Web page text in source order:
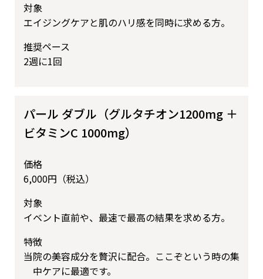
対象
エイジングケアと肌のハリ感を同時に求める方。
推奨ペース
2週に1回
パール ダブル（グルタチオン1200mg ＋
ビタミンC 1000mg）
価格
6,000円（税込）
対象
イベント直前や、最速で最高の結果を求める方。
特徴
当院の美容成分を贅沢に配合。ここぞという時の集
中ケアに最適です。